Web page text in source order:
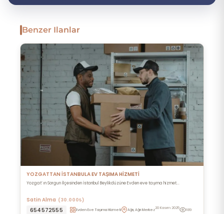
Benzer Ilanlar
YOZGATTAN İSTANBULA EV TAŞIMA HİZMETİ
Yozgat’ ın Sorgun İlçesinden İstanbul Beylikdüzüne Evden eve taşıma hizmet...
Satin Alma (30.000₺)
654572555 Evden Eve Taşıma Hizmeti Ağrı, Ağrı Merkez20 Kasım 2025 189